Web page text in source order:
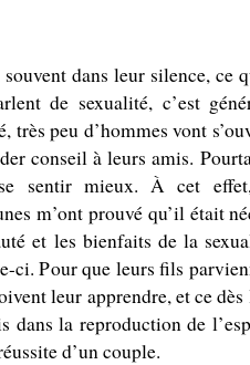
dans leur silence, ce
de sexualité, c’est
très peu d’hommes vont
conseil à leurs amis.
sentir mieux. À cet
m’ont prouvé qu’il était
et les bienfaits de la
ci. Pour que leurs fils
leur apprendre, et ce
dans la reproduction de
d’un couple.